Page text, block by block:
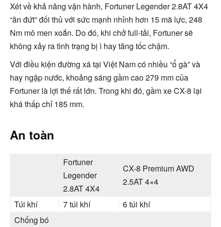
Xét về khả năng vận hành, Fortuner Legender 2.8AT 4X4
“ăn đứt” đối thủ với sức mạnh nhỉnh hơn 15 mã lực, 248
Nm mô men xoắn. Do đó, khi chở full-tải, Fortuner sẽ
không xảy ra tình trạng bị ì hay tăng tốc chậm.
Với điều kiện đường xá tại Việt Nam có nhiều “ổ gà” và
hay ngập nước, khoảng sáng gầm cao 279 mm của
Fortuner là lợi thế rất lớn. Trong khi đó, gầm xe CX-8 lại
khá thấp chỉ 185 mm.
An toàn
Fortuner
Legender
2.8AT 4X4
CX-8 Premium AWD
2.5AT 4×4
Túi khí
7 túi khí
6 túi khí
Chống bó